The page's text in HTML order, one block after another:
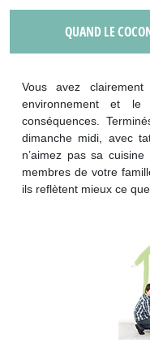
QUAND LE
Vous avez
environnement et
conséquences.
dimanche midi, avec
n’aimez pas sa
membres de votre
ils reflètent mieux ce